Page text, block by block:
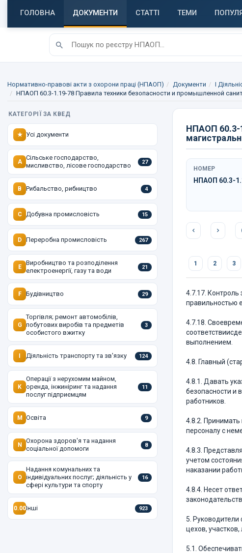
ГОЛОВНА ДОКУМЕНТИ СТАТТІ ТЕМИ
Нормативно-правові акти з охорони праці (НПАОП) Документи I
НПАОП 60.3-1.19-78 Правила техники безопасности и промышленной
КАТЕГОРІЇ ЗА КВЕД
★ Усі документи
A
Сільське господарство,
мисливство, лісове господарство
27
B Рибальство, рибництво 4
C Добувна промисловість 15
D Переробна промисловість 267
E
Виробництво та розподілення
електроенергії, газу та води
21
F Будівництво 29
G
Торгівля; ремонт автомобілів,
побутових виробів та предметів
особистого вжитку
3
I Діяльність транспорту та зв'язку 124
K
Операції з нерухомим майном,
оренда, інжиніринг та надання
послуг підприємцям
11
M Освіта 9
N
Охорона здоров'я та надання
соціальної допомоги
8
O
Надання комунальних та
індивідуальних послуг; діяльність у
сфері культури та спорту
16
0.00Інші 923
НПАОП 60.3-
НОМЕР
НПАОП 60.3-
1 2 3
4.7.17.
правильностью
4.7.18.
выполнением.
4.8. Главный
4.8.1. Давать
безопасности и
работников.
4.8.2.
персоналу с
4.8.3.
учетом
наказании
4.8.4. Несет
5.
цехов,
5.1.